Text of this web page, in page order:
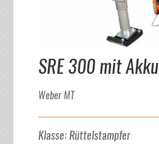
SRE 300 mit Akku
Weber MT
Klasse:Rüttelstampfer